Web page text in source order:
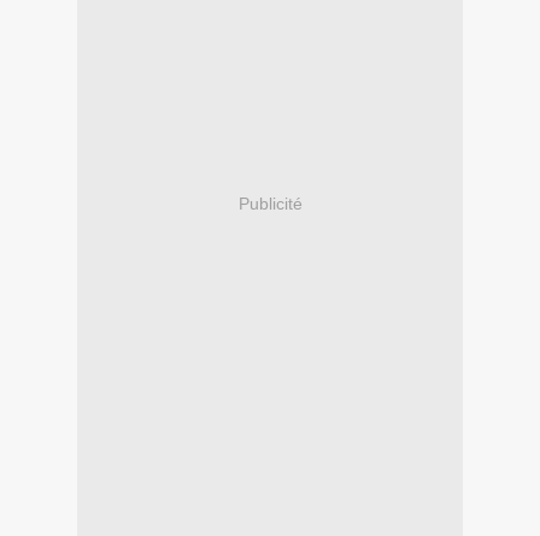
Publicité